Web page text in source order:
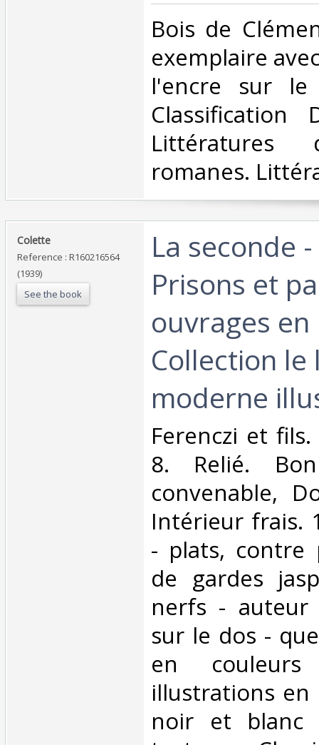
‎Bois de
exemplaire
l'encre sur le
Classification
Littératures
romanes.
‎Colette‎
Reference : R160216564
(1939)
See the book
‎La seconde
Prisons et
ouvrages
Collection le
moderne
‎Ferenczi et
8. Relié.
convenable,
Intérieur frais.
- plats, contre
de gardes
nerfs -
sur le dos -
en
illustrations
noir et blanc